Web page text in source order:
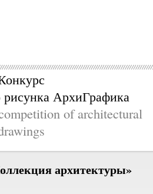
рисунка АрхиГрафика
of architectural
архитектуры»